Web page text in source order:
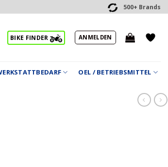
500+ Brands
BIKE FINDER ANMELDEN
OEL / BETRIEBSMITTEL